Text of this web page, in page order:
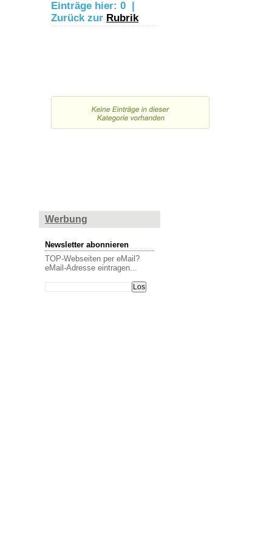
Einträge hier: 0 |
Zurück zur Rubrik
Werbung
Newsletter abonnieren
TOP-Webseiten per eMail?
eMail-Adresse eintragen...